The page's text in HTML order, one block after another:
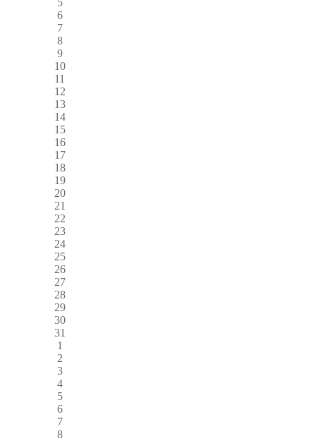
6
7
8
9
10
11
12
13
14
15
16
17
18
19
20
21
22
23
24
25
26
27
28
29
30
31
1
2
3
4
5
6
7
8